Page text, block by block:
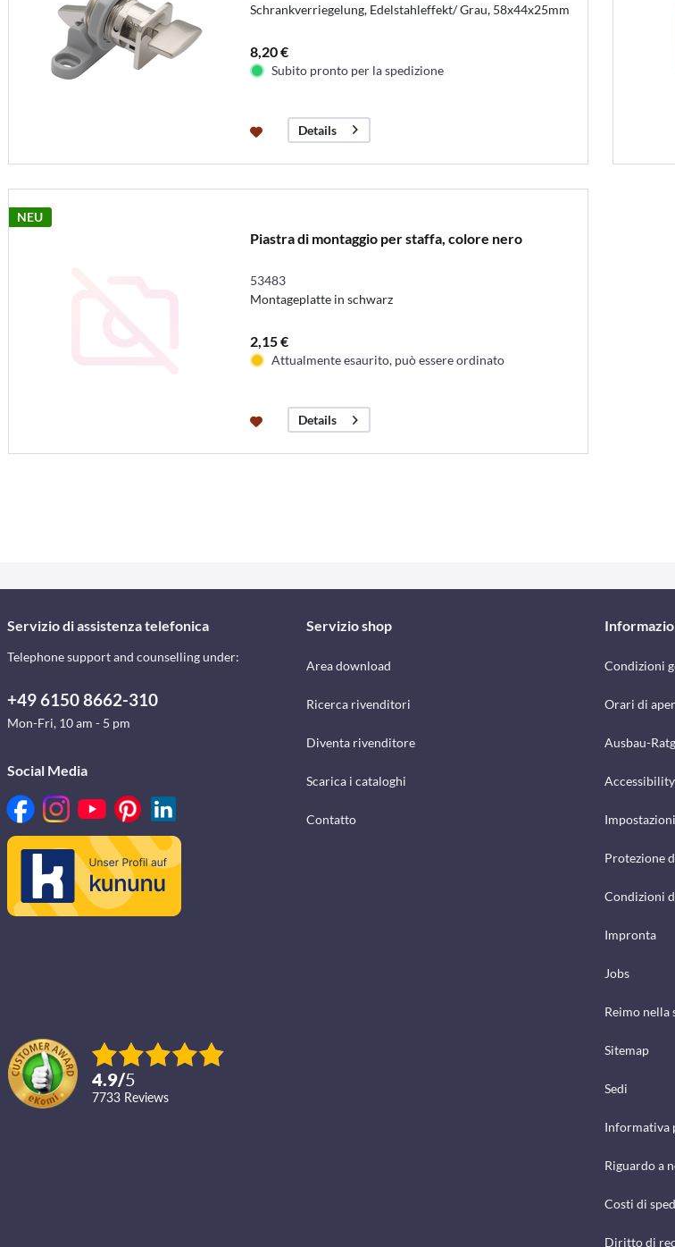
Schrankverriegelung, Edelstahleffekt/ Grau, 58x44x25mm
8,20 €
Subito pronto per la spedizione
Details
NEU
Piastra di montaggio per staffa, colore nero
53483
Montageplatte in schwarz
2,15 €
Attualmente esaurito, può essere ordinato
Details
Servizio di assistenza telefonica
Telephone support and counselling under:
+49 6150 8662-310
Mon-Fri, 10 am - 5 pm
Social Media
4.9/5
7733 reviews
Servizio shop
Area download
Ricerca rivenditori
Diventa rivenditore
Scarica i cataloghi
Contatto
Condizioni
Orari di
Ausbau-
Protezione
Condizioni
Impronta
Jobs
Reimo nella
Sitemap
Sedi
Informativa
Riguardo a
Costi di
Diritto di